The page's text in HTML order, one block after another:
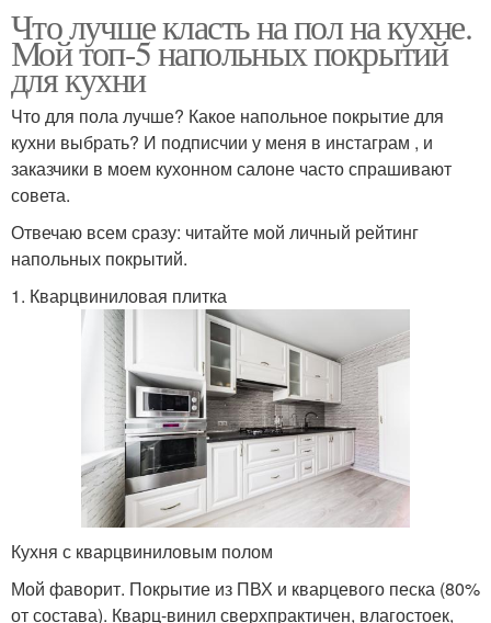
Что лучше класть на пол на кухне.
Мой топ-5 напольных покрытий
для кухни
Что для пола лучше? Какое напольное покрытие для
кухни выбрать? И подписчии у меня в инстаграм , и
заказчики в моем кухонном салоне часто спрашивают
совета.
Отвечаю всем сразу: читайте мой личный рейтинг
напольных покрытий.
1. Кварцвиниловая плитка
Кухня с кварцвиниловым полом
Мой фаворит. Покрытие из ПВХ и кварцевого песка (80%
от состава). Кварц-винил сверхпрактичен, влагостоек,